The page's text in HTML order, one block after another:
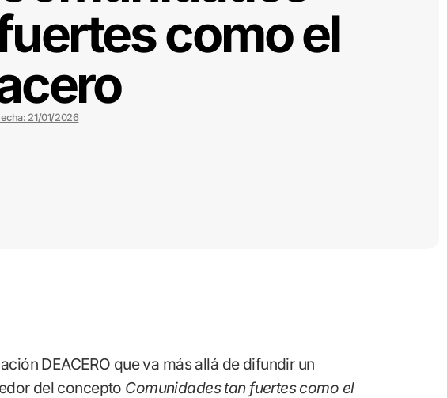
como el
21/01/2026
DEACERO que va más allá de difundir un
del concepto Comunidades tan fuertes como el